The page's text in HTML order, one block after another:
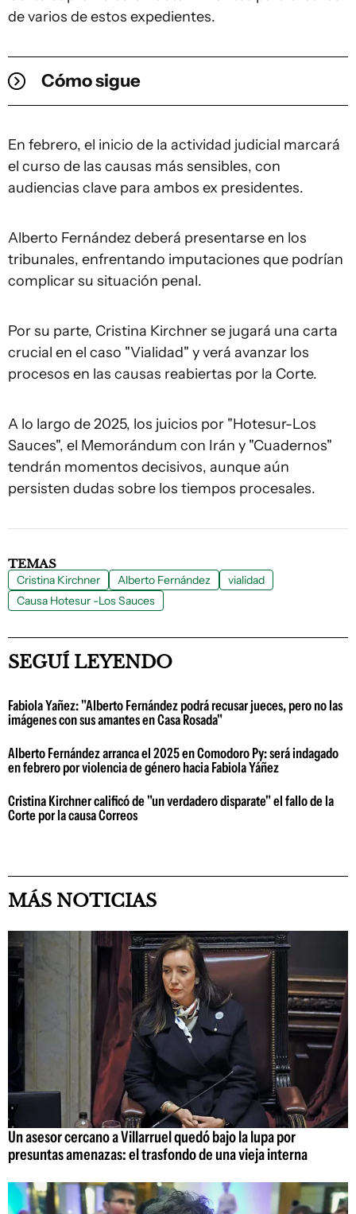
de varios de estos expedientes.
Cómo sigue
En febrero, el inicio de la actividad judicial marcará
el curso de las causas más sensibles, con
audiencias clave para ambos ex presidentes.
Alberto Fernández deberá presentarse en los
tribunales, enfrentando imputaciones que podrían
complicar su situación penal.
Por su parte, Cristina Kirchner se jugará una carta
crucial en el caso "Vialidad" y verá avanzar los
procesos en las causas reabiertas por la Corte.
A lo largo de 2025, los juicios por "Hotesur-Los
Sauces", el Memorándum con Irán y "Cuadernos"
tendrán momentos decisivos, aunque aún
persisten dudas sobre los tiempos procesales.
TEMAS
Cristina Kirchner Alberto Fernández
vialidad
Causa Hotesur -Los Sauces
SEGUÍ LEYENDO
Fabiola Yañez: "Alberto Fernández podrá recusar jueces, pero no las
imágenes con sus amantes en Casa Rosada"
Alberto Fernández arranca el 2025 en Comodoro Py: será indagado
en febrero por violencia de género hacia Fabiola Yáñez
Cristina Kirchner calificó de "un verdadero disparate" el fallo de la
Corte por la causa Correos
MÁS NOTICIAS
Un asesor cercano a Villarruel quedó bajo la lupa por
presuntas amenazas: el trasfondo de una vieja interna